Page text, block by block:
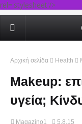
rel='stylesheet'/>
Αρχική σελίδα Health
Makeup:
υγεία;
Magazino1 5.8.15